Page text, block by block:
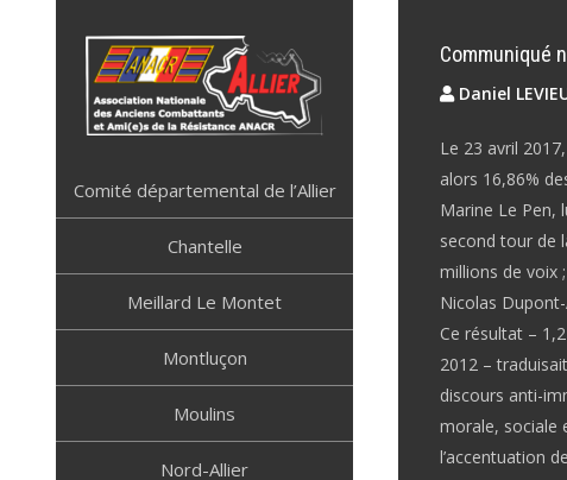
Comité départemental de l’Allier
Chantelle
Meillard Le Montet
Montluçon
Moulins
Nord-Allier
Communiqué
Daniel
Le 23 avril
alors 16,86%
Marine Le Pen,
second tour de
millions de voix
Nicolas
Ce résultat –
2012 –
discours anti-
morale, sociale
l’accentuation